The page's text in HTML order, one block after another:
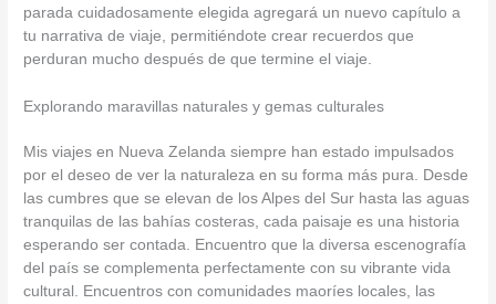
parada cuidadosamente elegida agregará un nuevo capítulo a
tu narrativa de viaje, permitiéndote crear recuerdos que
perduran mucho después de que termine el viaje.
Explorando maravillas naturales y gemas culturales
Mis viajes en Nueva Zelanda siempre han estado impulsados
por el deseo de ver la naturaleza en su forma más pura. Desde
las cumbres que se elevan de los Alpes del Sur hasta las aguas
tranquilas de las bahías costeras, cada paisaje es una historia
esperando ser contada. Encuentro que la diversa escenografía
del país se complementa perfectamente con su vibrante vida
cultural. Encuentros con comunidades maoríes locales, las